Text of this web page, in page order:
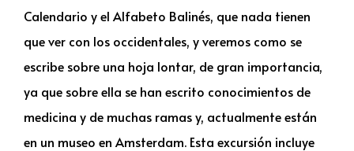
Calendario y el Alfabeto Balinés, que nada tienen
que ver con los occidentales, y veremos como se
escribe sobre una hoja lontar, de gran importancia,
ya que sobre ella se han escrito conocimientos de
medicina y de muchas ramas y, actualmente están
en un museo en Amsterdam. Esta excursión incluye